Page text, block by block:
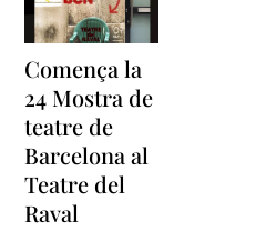
Comença la
24 Mostra de
teatre de
Barcelona al
Teatre del
Raval